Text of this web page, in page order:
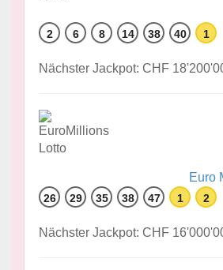
2 6 8 14 38 40 1
Nächster Jackpot: CHF
Euro
26 29 35 38 47 1 2
Nächster Jackpot: CHF